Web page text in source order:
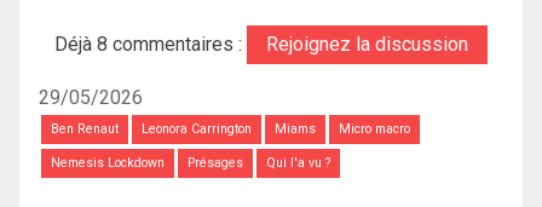
Déjà 8 commentaires : Rejoignez la discussion
29/05/2026
Ben Renaut Leonora Carrington Miams Micro macro
Nemesis Lockdown Présages Qui l'a vu ?